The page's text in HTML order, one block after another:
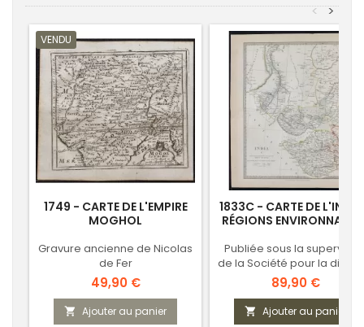
>
<
VENDU
1749 - CARTE DE L'EMPIRE
MOGHOL
Gravure ancienne de Nicolas
de Fer
Prix
49,90 €
 Ajouter au panier
1833C - CARTE DE L'INDE
RÉGIONS
Publiée sous la
de la Société pour la
des connaissances utiles
Prix
89,90 €
 Ajouter au panier